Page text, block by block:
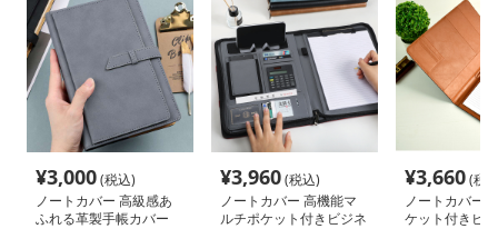
¥3,000(税込)
ノートカバー 高級感あ
ふれる革製手帳カバー
¥3,960(税込)
ノートカバー 高機能マ
ルチポケット付きビジネ
¥3,660(税
ノートカバー
ケット付きビ